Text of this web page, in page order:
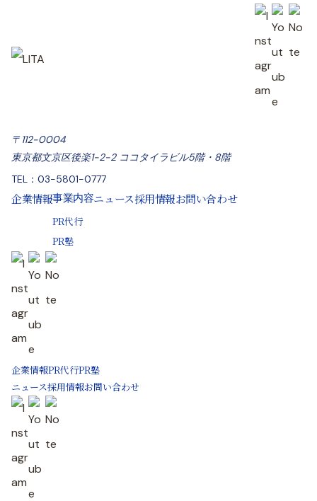
〒112-0004
東京都文京区後楽1-2-2 ココタイラビル5階・8階
TEL：03-5801-0777
企業情報事業内容
PR代行
PR塾
ニュース採用情報お問い合わせ
企業情報PR代行PR塾
ニュース採用情報お問い合わせ